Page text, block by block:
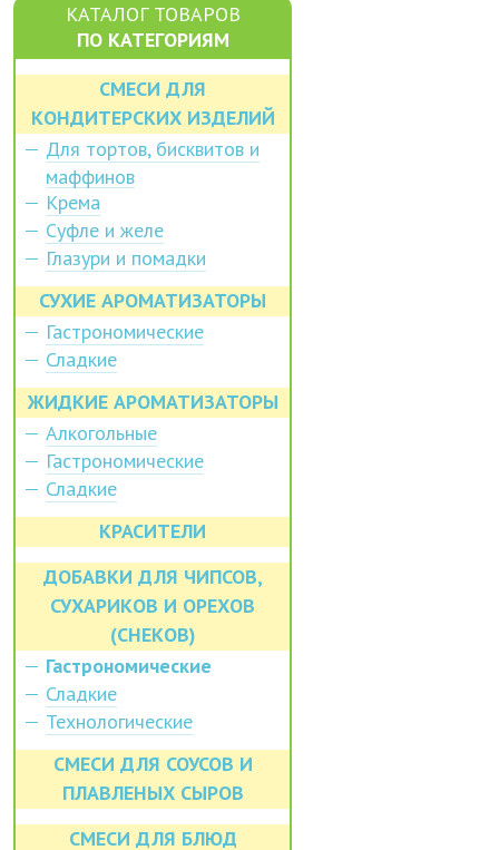
КАТАЛОГ ТОВАРОВ
ПО КАТЕГОРИЯМ
СМЕСИ ДЛЯ
КОНДИТЕРСКИХ ИЗДЕЛИЙ
Для тортов, бисквитов и
маффинов
Крема
Суфле и желе
Глазури и помадки
СУХИЕ АРОМАТИЗАТОРЫ
Гастрономические
Сладкие
ЖИДКИЕ АРОМАТИЗАТОРЫ
Алкогольные
Гастрономические
Сладкие
КРАСИТЕЛИ
ДОБАВКИ ДЛЯ ЧИПСОВ,
СУХАРИКОВ И ОРЕХОВ
(СНЕКОВ)
Гастрономические
Сладкие
Технологические
СМЕСИ ДЛЯ СОУСОВ И
ПЛАВЛЕНЫХ СЫРОВ
СМЕСИ ДЛЯ БЛЮД